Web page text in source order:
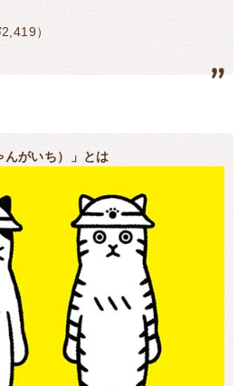
）
んがいち）」とは